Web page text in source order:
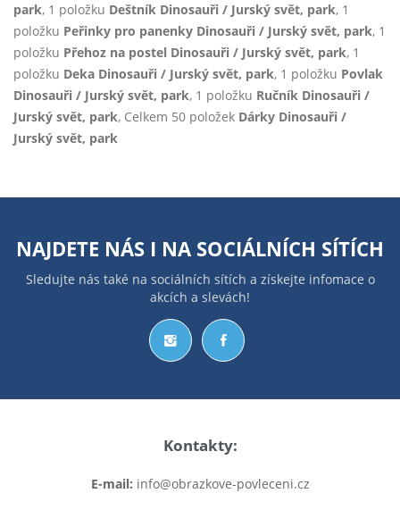
park, 1 položku Deštník Dinosauři / Jurský svět, park, 1
položku Peřinky pro panenky Dinosauři / Jurský svět, park, 1
položku Přehoz na postel Dinosauři / Jurský svět, park, 1
položku Deka Dinosauři / Jurský svět, park, 1 položku Povlak
Dinosauři / Jurský svět, park, 1 položku Ručník Dinosauři /
Jurský svět, park, Celkem 50 položek Dárky Dinosauři /
Jurský svět, park
NAJDETE NÁS I NA SOCIÁLNÍCH SÍTÍCH
Sledujte nás také na sociálních sítích a získejte infomace o
akcích a slevách!
Kontakty:
E-mail: info@obrazkove-povleceni.cz